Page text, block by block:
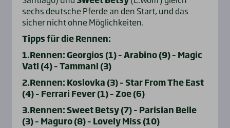
sechs deutsche Pferde an den Start, und das
sicher nicht ohne Möglichkeiten.
Tipps für die Rennen:
1.Rennen: Georgios (1) – Arabino (9) – Magic
Vati (4) – Tammani (3)
2.Rennen: Koslovka (3) – Star From The East
(4) – Ferrari Fever (1) – Zoe (6)
3.Rennen: Sweet Betsy (7) – Parisian Belle
(3) – Maguro (8) – Lovely Miss (10)